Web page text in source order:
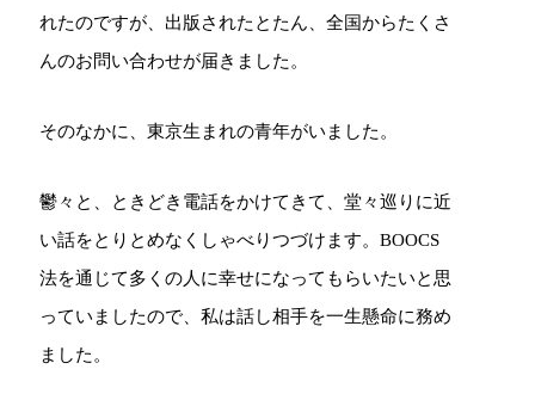
れたのですが、出版されたとたん、全国からたくさ
んのお問い合わせが届きました。
そのなかに、東京生まれの青年がいました。
鬱々と、ときどき電話をかけてきて、堂々巡りに近
い話をとりとめなくしゃべりつづけます。BOOCS
法を通じて多くの人に幸せになってもらいたいと思
っていましたので、私は話し相手を一生懸命に務め
ました。